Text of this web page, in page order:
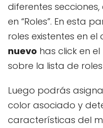
diferentes
en “Roles”. En esta
roles existentes en el
nuevo has click en
sobre la lista de roles
Luego podrás
color asociado y
características del